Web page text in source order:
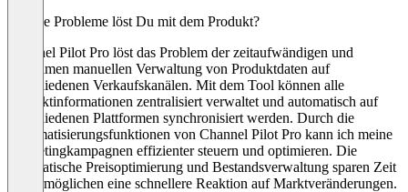
Welche Probleme löst Du mit dem Produkt?
Channel Pilot Pro löst das Problem der zeitaufwändigen und
mühsamen manuellen Verwaltung von Produktdaten auf
verschiedenen Verkaufskanälen. Mit dem Tool können alle
Produktinformationen zentralisiert verwaltet und automatisch auf
verschiedenen Plattformen synchronisiert werden. Durch die
Automatisierungsfunktionen von Channel Pilot Pro kann ich meine
Marketingkampagnen effizienter steuern und optimieren. Die
automatische Preisoptimierung und Bestandsverwaltung sparen Zeit
und ermöglichen eine schnellere Reaktion auf Marktveränderungen.